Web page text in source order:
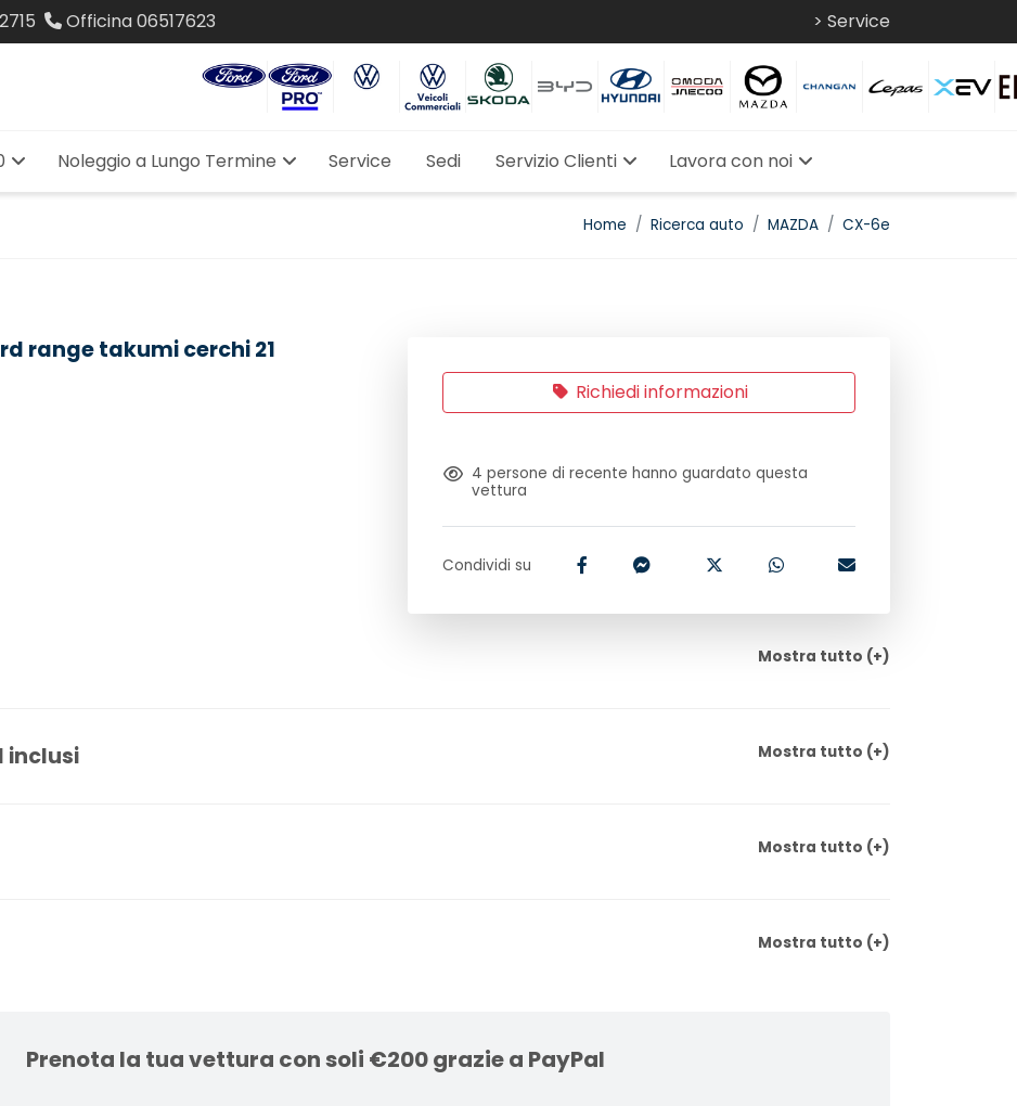
Officina06517623 > Service
Noleggio a Lungo Termine Service Sedi Servizio Clienti Lavora con noi
Home Ricerca auto MAZDA CX-6e
range takumi cerchi 21
Richiedi informazioni
4 persone di recente hanno guardato questa
vettura
Condividi su
Mostra tutto (+)
inclusi Mostra tutto (+)
Mostra tutto (+)
Mostra tutto (+)
Prenota la tua vettura con soli €200 grazie a PayPal